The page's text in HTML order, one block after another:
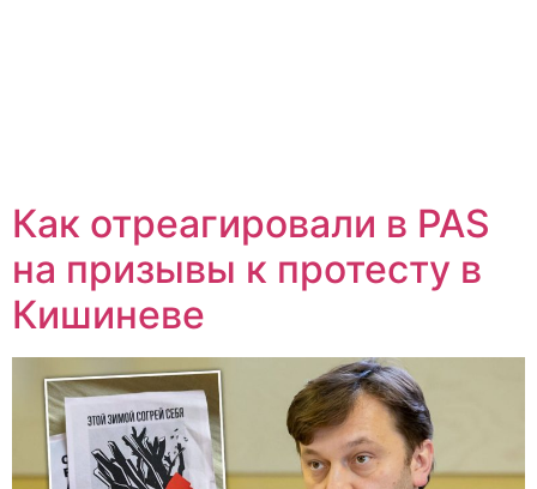
Как отреагировали в PAS
на призывы к протесту в
Кишиневе